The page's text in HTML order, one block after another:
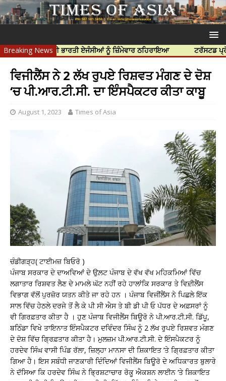
Breaking News
ਲਈ ਭਾਰਤੀ ਏਜੰਸੀਆਂ ਨੂੰ ਜ਼ਿੰਮੇਵਾਰ ਠਹਿਰਾਇਆ ਟਰੱਸਟਡ ਪ੍ਰੋਫੈਸ਼ਨਲ
ਵਿਜੀਲੈਂਸ ਨੇ 2 ਲੱਖ ਰੁਪਏ ਰਿਸ਼ਵਤ ਮੰਗਣ ਦੇ ਦੋਸ਼
‘ਚ ਪੀ.ਆਰ.ਟੀ.ਸੀ. ਦਾ ਇੰਸਪੈਕਟਰ ਕੀਤਾ ਕਾਬੂ
August 1, 2023 Times of Asia
ਚੰਡੀਗੜ੍ਹ( ਟਾਈਮਜ਼ ਬਿਓਰੋ )
ਪੰਜਾਬ ਸਰਕਾਰ ਦੇ ਦਾਅਵਿਆਂ ਦੇ ਉਲ਼ਟ ਪੰਜਾਬ ਦੇ ਵੱਖ ਵੱਖ ਮਹਿਕਮਿਆਂ ਵਿੱਚ
ਲਗਾਤਾਰ ਰਿਸ਼ਵਤ ਲੈਣ ਦੇ ਮਾਮਲੇ ਘੱਟ ਨਹੀਂ ਰਹੇ ਹਾਲਾਂਕਿ ਸਰਕਾਰ ਤੇ ਵਿਦ਼ੀਲੈਂਸ
ਵਿਭਾਗ ਵੱਲੋਂ ਪੁਰਜ਼ੋਰ ਯਤਨ ਕੀਤੇ ਜਾ ਰਹੇ ਹਨ । ਪੰਜਾਬ ਵਿਜੀਂਲੈਂਸ ਨੇ ਪਿਛਲੇ ਇੱਕ
ਸਾਲ ਵਿੱਚ ਹੇਠਲੇ ਦਰਜੇ ਤੋਂ ਲੈ ਕੇ ਪੀ ਸੀ ਐਸ ਤੇ ਬੀ ਡੀ ਪੀ ਓ ਪੱਧਰ ਦੇ ਅਫ਼ਸਰਾਂ ਨੂੰ
ਵੀ ਗਿਰਫ਼ਤਾਰ ਕੀਤਾ ਹੈ । ਹੁਣ ਪੰਜਾਬ ਵਿਜੀਲੈਂਸ ਬਿਊਰੋ ਨੇ ਪੀ.ਆਰ.ਟੀ.ਸੀ. ਡਿੱਪੂ,
ਬਠਿੰਡਾ ਵਿਖੇ ਤਾਇਨਾਤ ਇੰਸਪੈਕਟਰ ਦਵਿੰਦਰ ਸਿੰਘ ਨੂੰ 2 ਲੱਖ ਰੁਪਏ ਰਿਸ਼ਵਤ ਮੰਗਣ
ਦੇ ਦੋਸ਼ ਵਿੱਚ ਗ੍ਰਿਫ਼ਤਾਰ ਕੀਤਾ ਹੈ। ਮੁਲਜ਼ਮ ਪੀ.ਆਰ.ਟੀ.ਸੀ. ਦੇ ਇੰਸਪੈਕਟਰ ਨੂੰ
ਹਰਦੇਵ ਸਿੰਘ ਵਾਸੀ ਪਿੰਡ ਰੱਲਾ, ਜ਼ਿਲ੍ਹਾ ਮਾਨਸਾ ਦੀ ਸ਼ਿਕਾਇਤ ’ਤੇ ਗ੍ਰਿਫ਼ਤਾਰ ਕੀਤਾ
ਗਿਆ ਹੈ। ਇਸ ਸਬੰਧੀ ਜਾਣਕਾਰੀ ਦਿੰਦਿਆਂ ਵਿਜੀਲੈਂਸ ਬਿਊਰੋ ਦੇ ਅਧਿਕਾਰਤ ਬੁਲਾਰੇ
ਨੇ ਦੱਸਿਆ ਕਿ ਹਰਦੇਵ ਸਿੰਘ ਨੇ ਭ੍ਰਿਸ਼ਟਾਚਾਰ ਰੋਕੂ ਐਕਸ਼ਨ ਲਾਈਨ ‘ਤੇ ਸ਼ਿਕਾਇਤ